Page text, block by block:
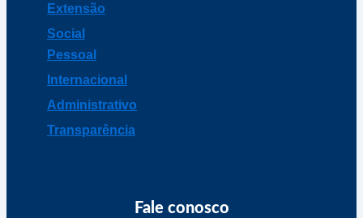
Extensão
Social
Pessoal
Internacional
Administrativo
Transparência
Fale conosco